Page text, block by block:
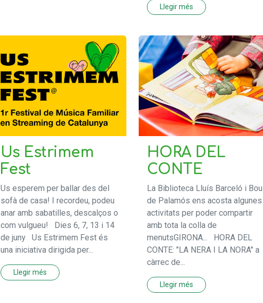
Llegir més
Us Estrimem
Fest
Us esperem per ballar des del
sofà de casa! I recordeu, podeu
anar amb sabatilles, descalços o
com vulgueu! Dies 6, 7, 13 i 14
de juny Us Estrimem Fest és
una iniciativa dirigida per...
Llegir més
HORA DEL
CONTE
La Biblioteca Lluís Barceló i Bou
de Palamós ens acosta algunes
activitats per poder compartir
amb tota la colla de
menutsGIRONA... HORA DEL
CONTE: "LA NERA I LA NORA" a
càrrec de...
Llegir més